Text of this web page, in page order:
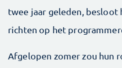
twee jaar geleden, besloot
richten op het
Afgelopen zomer zou hun